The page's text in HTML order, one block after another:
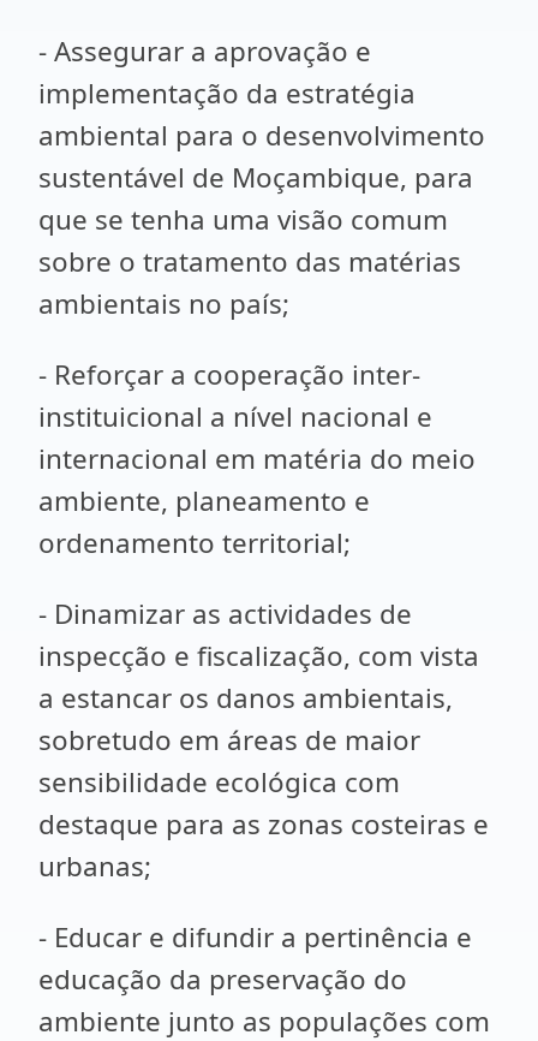
- Assegurar a aprovação e
implementação da estratégia
ambiental para o desenvolvimento
sustentável de Moçambique, para
que se tenha uma visão comum
sobre o tratamento das matérias
ambientais no país;
- Reforçar a cooperação inter-
instituicional a nível nacional e
internacional em matéria do meio
ambiente, planeamento e
ordenamento territorial;
- Dinamizar as actividades de
inspecção e fiscalização, com vista
a estancar os danos ambientais,
sobretudo em áreas de maior
sensibilidade ecológica com
destaque para as zonas costeiras e
urbanas;
- Educar e difundir a pertinência e
educação da preservação do
ambiente junto as populações com